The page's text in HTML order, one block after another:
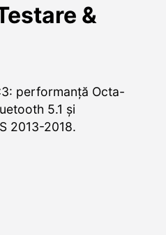
&
performanță Octa-
5.1 și
2013-2018.